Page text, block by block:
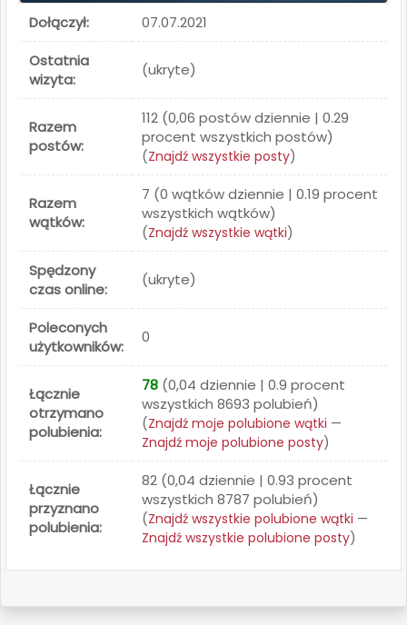
Dołączył:
07.07.2021
Ostatnia
wizyta:
(ukryte)
Razem
postów:
112 (0,06 postów dziennie | 0.29
procent wszystkich postów)
(Znajdź wszystkie posty)
Razem
wątków:
7 (0 wątków dziennie | 0.19 procent
wszystkich wątków)
(Znajdź wszystkie wątki)
Spędzony
czas online:
(ukryte)
Poleconych
użytkowników:
0
Łącznie
otrzymano
polubienia:
78 (0,04 dziennie | 0.9 procent
wszystkich 8693 polubień)
(Znajdź moje polubione wątki —
Znajdź moje polubione posty)
Łącznie
przyznano
polubienia:
82 (0,04 dziennie | 0.93 procent
wszystkich 8787 polubień)
(Znajdź wszystkie polubione wątki —
Znajdź wszystkie polubione posty)